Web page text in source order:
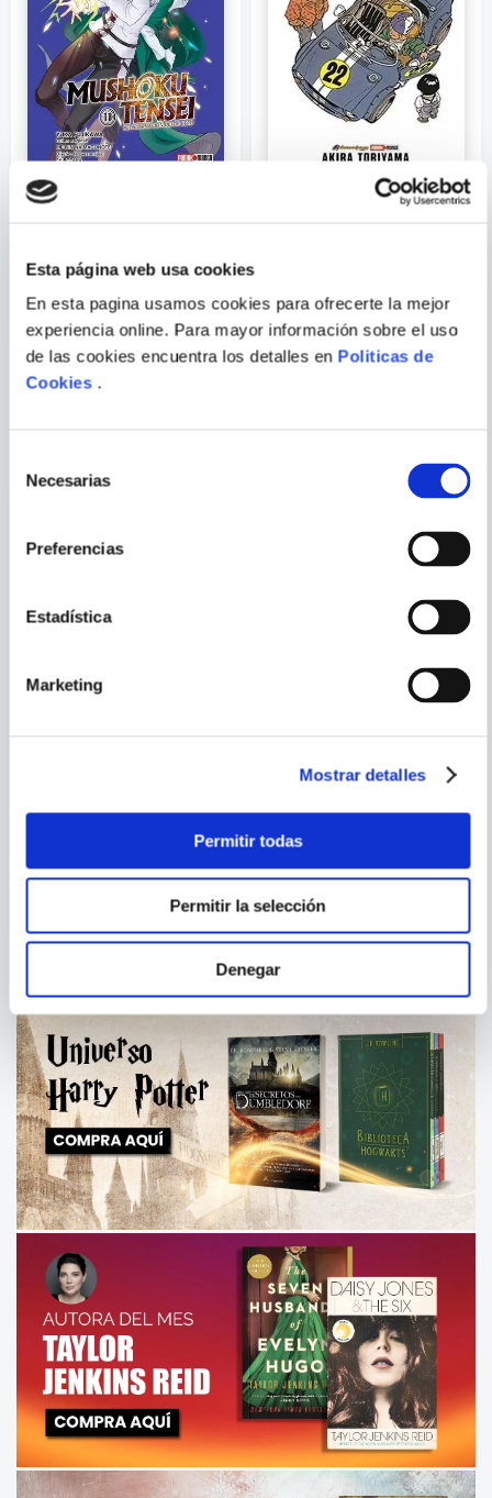
Esta página web usa cookies
En esta pagina usamos cookies para ofrecerte la mejor
experiencia online. Para mayor información sobre el uso
de las cookies encuentra los detalles en Politicas de
Cookies.
Necesarias
Preferencias
Estadística
Marketing
Mostrar detalles
Permitir todas
Permitir la selección
Denegar
Escribir comentario
YUKA FUJIKAWA;
AKIRA TORIYAMA
DRAGON BALL N.22